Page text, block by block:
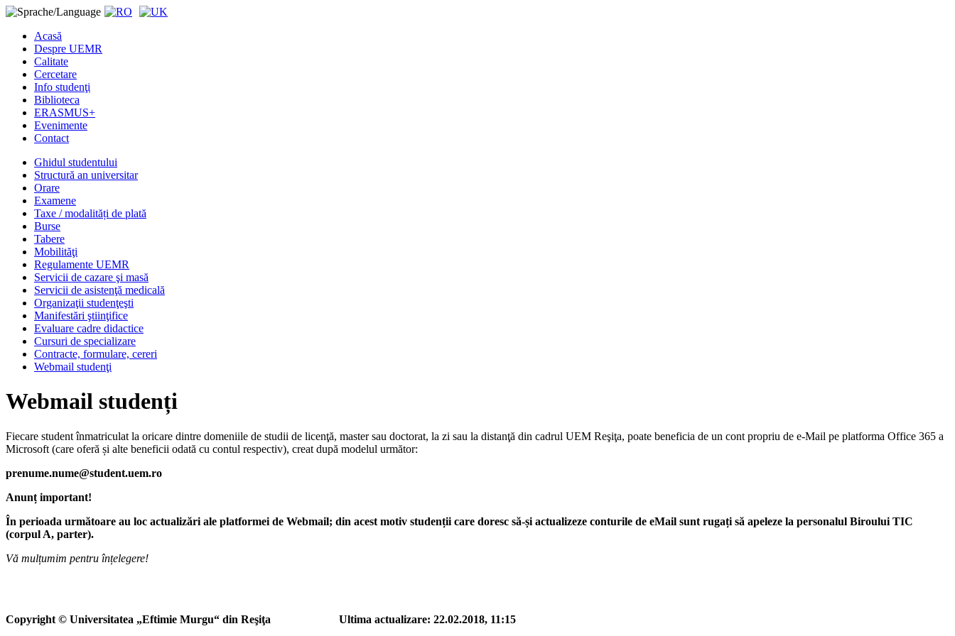
Acasă
Despre UEMR
Calitate
Cercetare
Info studenţi
Biblioteca
ERASMUS+
Evenimente
Contact
Ghidul studentului
Structură an universitar
Orare
Examene
Taxe / modalități de plată
Burse
Tabere
Mobilităţi
Regulamente UEMR
Servicii de cazare şi masă
Servicii de asistenţă medicală
Organizaţii studenţeşti
Manifestări ştiinţifice
Evaluare cadre didactice
Cursuri de specializare
Contracte, formulare, cereri
Webmail studenţi
Webmail studenți
Fiecare student înmatriculat la oricare dintre domeniile de studii de licenţă, master sau doctorat, la zi sau la distanţă din cadrul UEM Reşiţa, poate beneficia de un cont propriu de e-Mail pe platforma Office 365 a
Microsoft (care oferă și alte beneficii odată cu contul respectiv), creat după modelul următor:
prenume.nume@student.uem.ro
Anunț important!
În perioada următoare au loc actualizări ale platformei de Webmail; din acest motiv studenții care doresc să-și actualizeze conturile de eMail sunt rugați să apeleze la personalul Biroului TIC
(corpul A, parter).
Vă mulțumim pentru înțelegere!
Copyright © Universitatea „Eftimie Murgu“ din Reşiţa Ultima actualizare: 22.02.2018, 11:15